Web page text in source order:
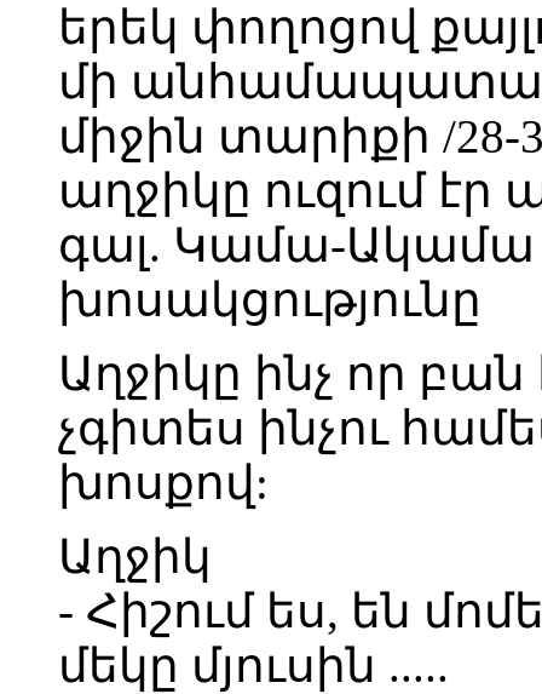
երեկ փողոցով
մի
միջին տարիքի /28-
աղջիկը ուզում էր
գալ. Կամա-Ակամա
խոսակցությունը
Աղջիկը ինչ որ բան
չգիտես ինչու
խոսքով:
Աղջիկ
- Հիշում ես, են
մեկը մյուսին .....